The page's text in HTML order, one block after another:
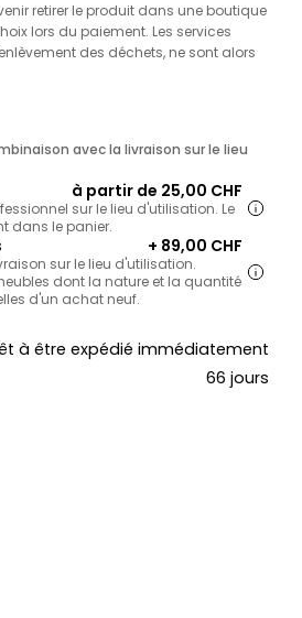
retirer le produit dans une boutique
lors du paiement. Les services
des déchets, ne sont alors
avec la livraison sur le lieu
à partir de 25,00 CHF
sur le lieu d'utilisation. Le
dans le panier.
+ 89,00 CHF
sur le lieu d'utilisation.
dont la nature et la quantité
d'un achat neuf.
à être expédié immédiatement
66 jours